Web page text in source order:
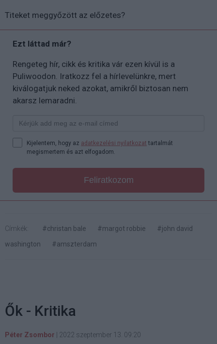
Titeket meggyőzött az előzetes?
Ezt láttad már?
Rengeteg hír, cikk és kritika vár ezen kívül is a
Puliwoodon. Iratkozz fel a hírlevelünkre, mert
kiválogatjuk neked azokat, amikről biztosan nem
akarsz lemaradni.
Kijelentem, hogy az adatkezelési nyilatkozat tartalmát
megismertem és azt elfogadom.
Feliratkozom
Címkék: #christan bale #margot robbie
#john david
washington
#amszterdam
Ők - Kritika
Péter Zsombor 2022 szeptember 13. 09:20